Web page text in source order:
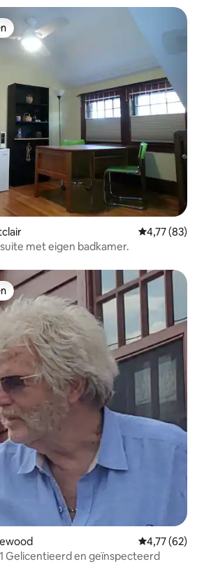
Gemiddelde
4,77 (83)
met eigen badkamer.
Gemiddelde
4,77 (62)
Gelicentieerd en geïnspecteerd